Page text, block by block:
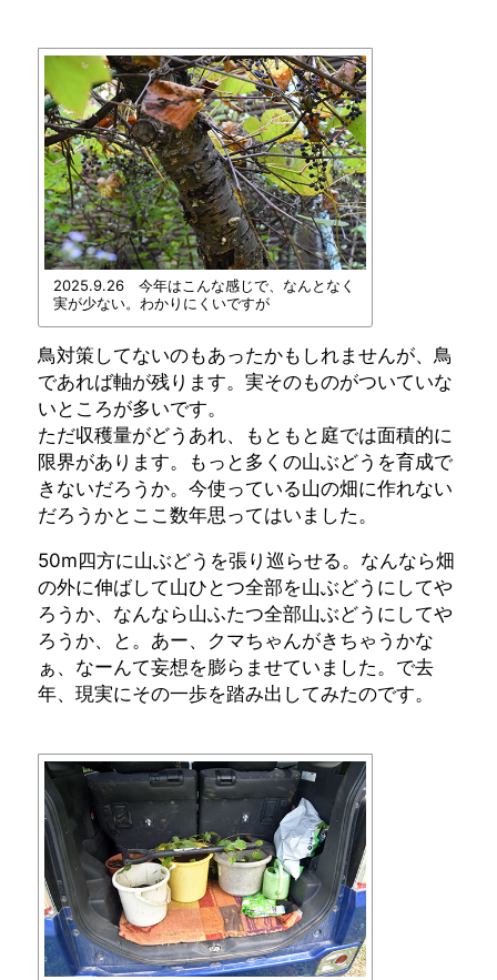
2025.9.26 今年はこんな感じで、なんとなく
実が少ない。わかりにくいですが
鳥対策してないのもあったかもしれませんが、鳥
であれば軸が残ります。実そのものがついていな
いところが多いです。
ただ収穫量がどうあれ、もともと庭では面積的に
限界があります。もっと多くの山ぶどうを育成で
きないだろうか。今使っている山の畑に作れない
だろうかとここ数年思ってはいました。
50m四方に山ぶどうを張り巡らせる。なんなら畑
の外に伸ばして山ひとつ全部を山ぶどうにしてや
ろうか、なんなら山ふたつ全部山ぶどうにしてや
ろうか、と。あー、クマちゃんがきちゃうかな
ぁ、なーんて妄想を膨らませていました。で去
年、現実にその一歩を踏み出してみたのです。